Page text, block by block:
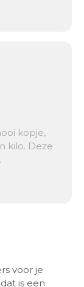
kopje,
kilo. Deze
voor je
is een